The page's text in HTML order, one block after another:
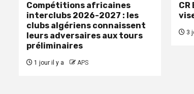
Compétitions africaines
interclubs 2026-2027 : les
clubs algériens connaissent
leurs adversaires aux tours
préliminaires
1 jour il y a APS
CR
3